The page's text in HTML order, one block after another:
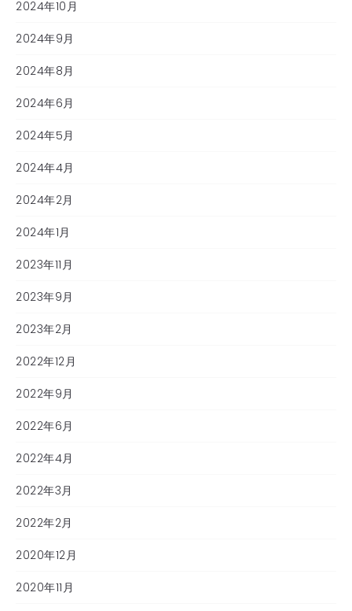
2024年10月
2024年9月
2024年8月
2024年6月
2024年5月
2024年4月
2024年2月
2024年1月
2023年11月
2023年9月
2023年2月
2022年12月
2022年9月
2022年6月
2022年4月
2022年3月
2022年2月
2020年12月
2020年11月